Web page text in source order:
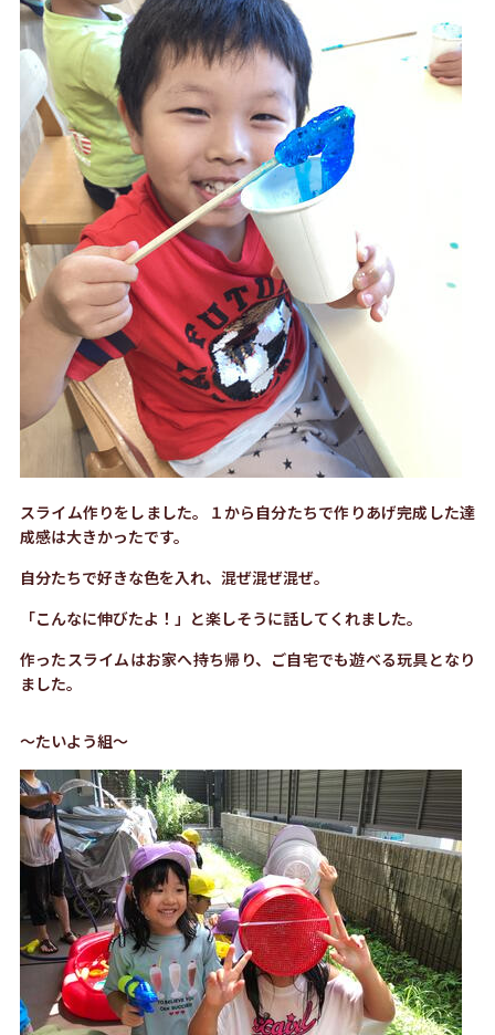
スライム作りをしました。１から自分たちで作りあげ完成した達
成感は大きかったです。
自分たちで好きな色を入れ、混ぜ混ぜ混ぜ。
「こんなに伸びたよ！」と楽しそうに話してくれました。
作ったスライムはお家へ持ち帰り、ご自宅でも遊べる玩具となり
ました。
～たいよう組～